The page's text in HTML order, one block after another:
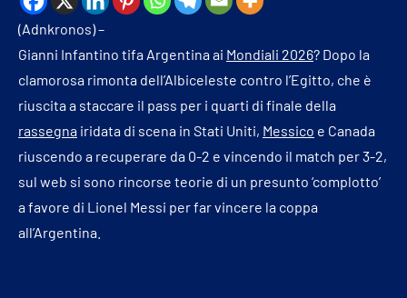
(Adnkronos) –
Gianni Infantino tifa Argentina ai Mondiali 2026? Dopo la
clamorosa rimonta dell’Albiceleste contro l’Egitto, che è
riuscita a staccare il pass per i quarti di finale della
rassegna iridata di scena in Stati Uniti, Messico e Canada
riuscendo a recuperare da 0-2 e vincendo il match per 3-2,
sul web si sono rincorse teorie di un presunto ‘complotto’
a favore di Lionel Messi per far vincere la coppa
all’Argentina.